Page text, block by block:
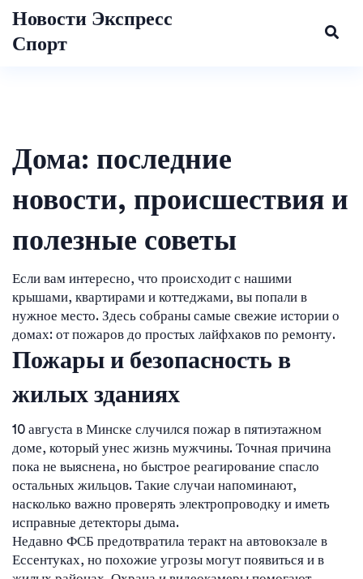
Новости Экспресс
Спорт
Дома: последние
новости, происшествия и
полезные советы
Если вам интересно, что происходит с нашими
крышами, квартирами и коттеджами, вы попали в
нужное место. Здесь собраны самые свежие истории о
домах: от пожаров до простых лайфхаков по ремонту.
Пожары и безопасность в
жилых зданиях
10 августа в Минске случился пожар в пятиэтажном
доме, который унес жизнь мужчины. Точная причина
пока не выяснена, но быстрое реагирование спасло
остальных жильцов. Такие случаи напоминают,
насколько важно проверять электропроводку и иметь
исправные детекторы дыма.
Недавно ФСБ предотвратила теракт на автовокзале в
Ессентуках, но похожие угрозы могут появиться и в